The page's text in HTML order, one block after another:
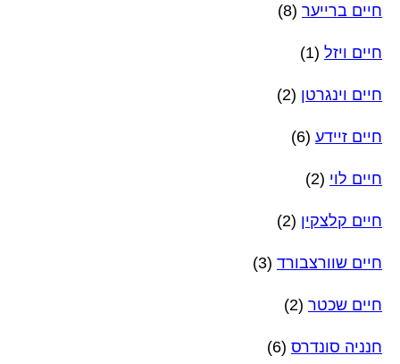
חיים ברייער (8)
חיים ויזל (1)
חיים וינגרטן (2)
חיים זיידע (6)
חיים לוי (2)
חיים קלצקין (2)
חיים שוורצבורד (3)
חיים שכטר (2)
חנניה סונדרס (6)